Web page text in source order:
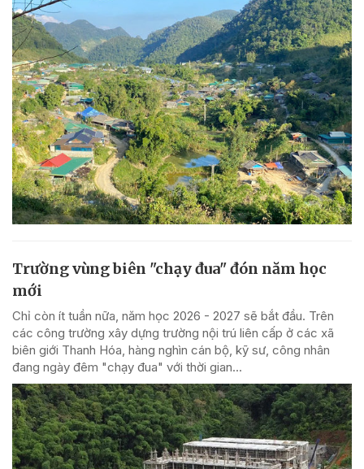
Trường vùng biên "chạy đua" đón năm học
mới
Chỉ còn ít tuần nữa, năm học 2026 - 2027 sẽ bắt đầu. Trên
các công trường xây dựng trường nội trú liên cấp ở các xã
biên giới Thanh Hóa, hàng nghìn cán bộ, kỹ sư, công nhân
đang ngày đêm "chạy đua" với thời gian...